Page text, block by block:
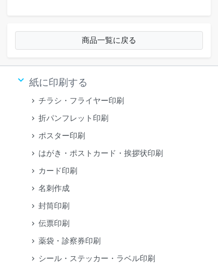
商品一覧に戻る
keyboard_arrow_down 紙に印刷する
チラシ・フライヤー印刷
折パンフレット印刷
ポスター印刷
はがき・ポストカード・挨拶状印刷
カード印刷
名刺作成
封筒印刷
伝票印刷
薬袋・診察券印刷
シール・ステッカー・ラベル印刷